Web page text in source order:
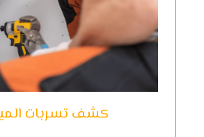
كشف تسربات